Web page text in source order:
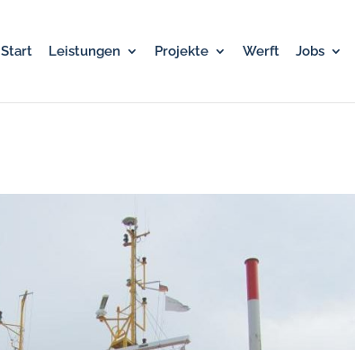
Start Leistungen Projekte Werft Jobs